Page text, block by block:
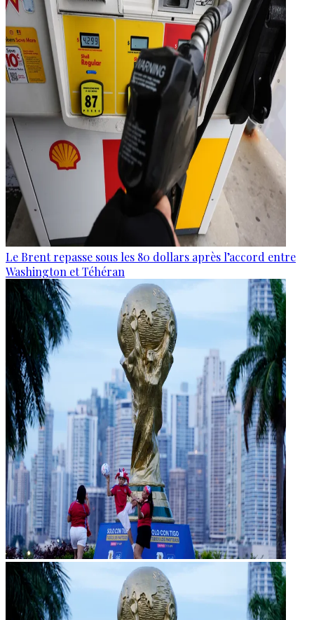
Le Brent repasse sous les 80 dollars après l’accord entre
Washington et Téhéran